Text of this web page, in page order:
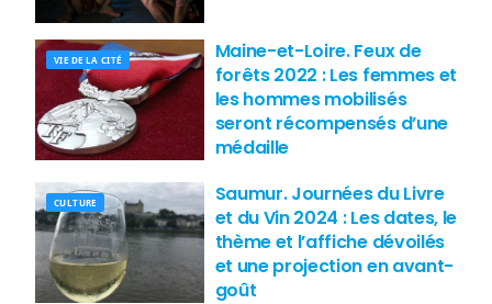
VIE DE LA CITÉ
Maine-et-Loire. Feux de
forêts 2022 : Les femmes et
les hommes mobilisés
seront récompensés d’une
médaille
CULTURE
Saumur. Journées du Livre
et du Vin 2024 : Les dates, le
thème et l’affiche dévoilés
et une projection en avant-
goût